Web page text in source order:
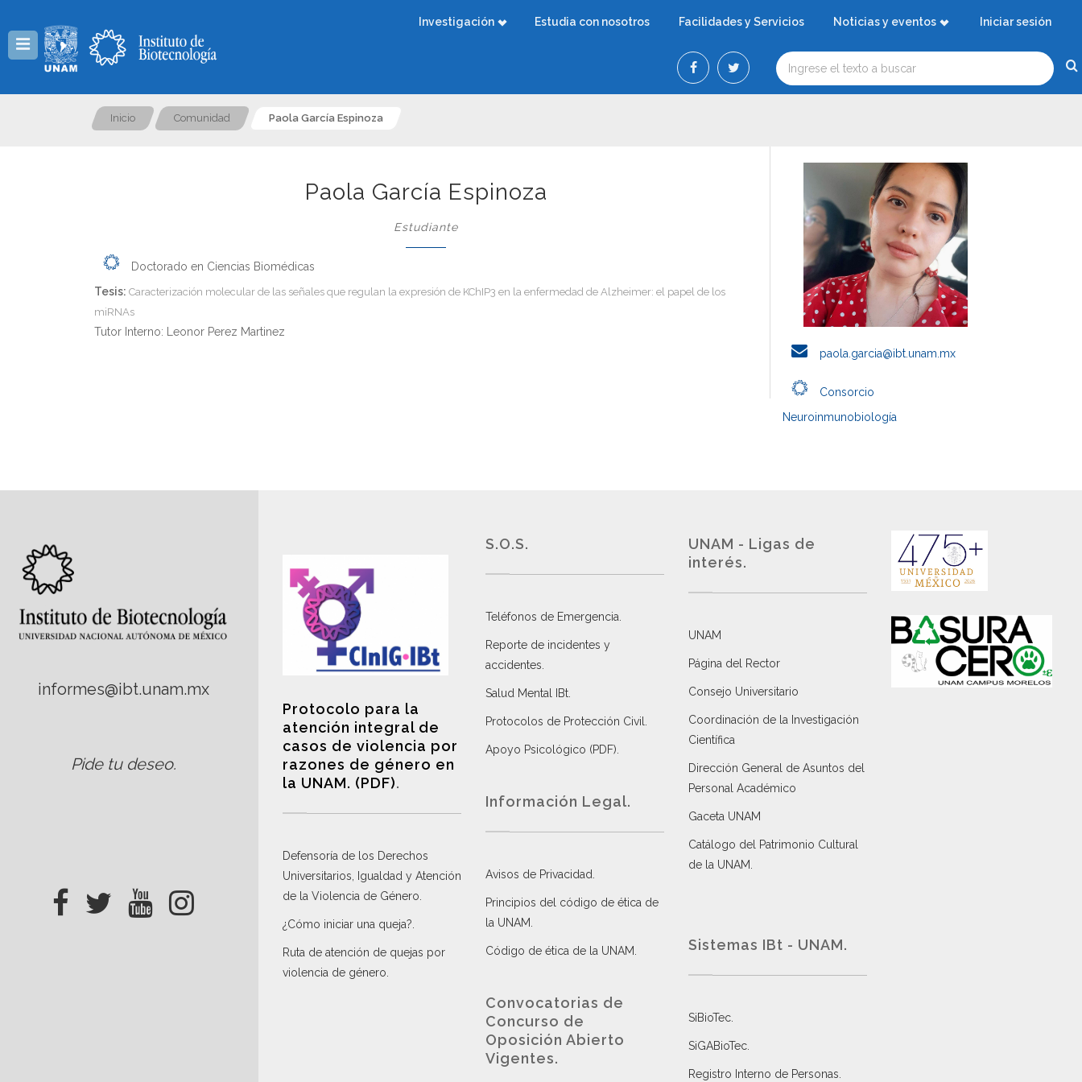
Investigación Estudia con nosotros Facilidades y Servicios Noticias y eventos Iniciar sesión
Inicio Comunidad Paola García Espinoza
Paola García Espinoza
Estudiante
Doctorado en Ciencias Biomédicas
Tesis: Caracterización molecular de las señales que regulan la expresión de KChIP3 en la enfermedad de Alzheimer: el papel de los
miRNAs
Tutor Interno: Leonor Perez Martinez
paola.garcia@ibt.unam.mx
Consorcio
Neuroinmunobiología
informes@ibt.unam.mx
Pide tu deseo.
Protocolo para la
atención integral de
casos de violencia por
razones de género en
la UNAM. (PDF).
Defensoría de los Derechos
Universitarios, Igualdad y Atención
de la Violencia de Género
¿Cómo iniciar una queja?
Ruta de atención de quejas por
violencia de género
S.O.S.
Teléfonos de Emergencia.
Reporte de incidentes y
accidentes
Salud Mental IBt
Protocolos de Protección Civil
Apoyo Psicológico (PDF)
Información Legal.
Avisos de Privacidad
Principios del código de ética de
la UNAM
Código de ética de la UNAM
Convocatorias de
Concurso de
Oposición Abierto
Vigentes.
UNAM - Ligas de
interés.
UNAM
Página del Rector
Consejo Universitario
Coordinación de la Investigación
Científica
Dirección General de Asuntos del
Personal Académico
Gaceta UNAM
Catálogo del Patrimonio Cultural
de la UNAM.
Sistemas IBt - UNAM.
SiBioTec
SiGABioTec.
Registro Interno de Personas